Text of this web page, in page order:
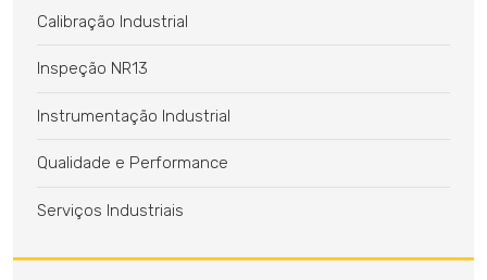
Calibração Industrial
Inspeção NR13
Instrumentação Industrial
Qualidade e Performance
Serviços Industriais